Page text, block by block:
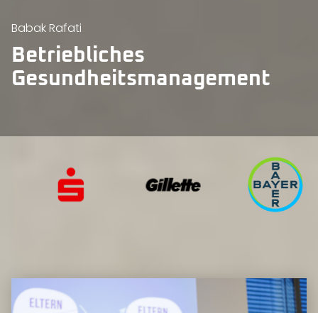
Babak Rafati
Betriebliches
Gesundheitsmanagement